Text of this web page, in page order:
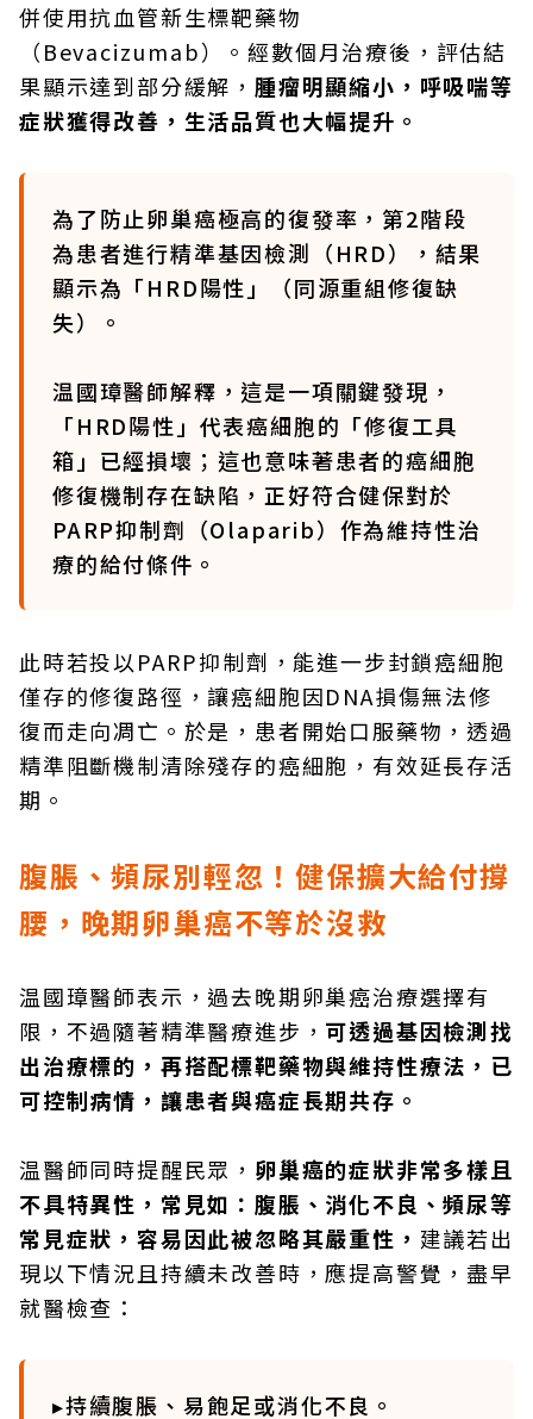
併使用抗血管新生標靶藥物
（Bevacizumab）。經數個月治療後，評估結
果顯示達到部分緩解，腫瘤明顯縮小，呼吸喘等
症狀獲得改善，生活品質也大幅提升。
為了防止卵巢癌極高的復發率，第2階段
為患者進行精準基因檢測（HRD），結果
顯示為「HRD陽性」（同源重組修復缺
失）。
温國璋醫師解釋，這是一項關鍵發現，
「HRD陽性」代表癌細胞的「修復工具
箱」已經損壞；這也意味著患者的癌細胞
修復機制存在缺陷，正好符合健保對於
PARP抑制劑（Olaparib）作為維持性治
療的給付條件。
此時若投以PARP抑制劑，能進一步封鎖癌細胞
僅存的修復路徑，讓癌細胞因DNA損傷無法修
復而走向凋亡。於是，患者開始口服藥物，透過
精準阻斷機制清除殘存的癌細胞，有效延長存活
期。
腹脹、頻尿別輕忽！健保擴大給付撐
腰，晚期卵巢癌不等於沒救
温國璋醫師表示，過去晚期卵巢癌治療選擇有
限，不過隨著精準醫療進步， 可透過基因檢測找
出治療標的，再搭配標靶藥物與維持性療法，已
可控制病情，讓患者與癌症長期共存。
温醫師同時提醒民眾， 卵巢癌的症狀非常多樣且
不具特異性，常見如：腹脹、消化不良、頻尿等
常見症狀，容易因此被忽略其嚴重性， 建議若出
現以下情況且持續未改善時，應提高警覺，盡早
就醫檢查：
▸持續腹脹、易飽足或消化不良。